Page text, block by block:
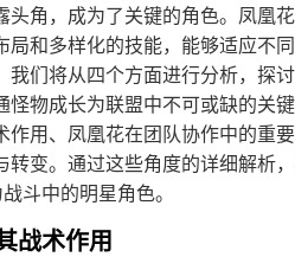
头角，成为了关键的角色。凤凰
局和多样化的技能，能够适应不
我们将从四个方面进行分析，探
怪物成长为联盟中不可或缺的关
用、凤凰花在团队协作中的重
转变。通过这些角度的详细解析
斗中的明星角色。
战术作用